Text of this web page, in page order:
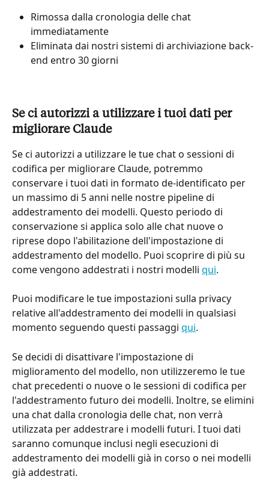
Rimossa dalla cronologia delle chat
immediatamente
Eliminata dai nostri sistemi di archiviazione back-
end entro 30 giorni
Se ci autorizzi a utilizzare i tuoi dati per
migliorare Claude
Se ci autorizzi a utilizzare le tue chat o sessioni di
codifica per migliorare Claude, potremmo
conservare i tuoi dati in formato de-identificato per
un massimo di 5 anni nelle nostre pipeline di
addestramento dei modelli. Questo periodo di
conservazione si applica solo alle chat nuove o
riprese dopo l'abilitazione dell'impostazione di
addestramento del modello. Puoi scoprire di più su
come vengono addestrati i nostri modelli qui.
Puoi modificare le tue impostazioni sulla privacy
relative all'addestramento dei modelli in qualsiasi
momento seguendo questi passaggi qui.
Se decidi di disattivare l'impostazione di
miglioramento del modello, non utilizzeremo le tue
chat precedenti o nuove o le sessioni di codifica per
l'addestramento futuro dei modelli. Inoltre, se elimini
una chat dalla cronologia delle chat, non verrà
utilizzata per addestrare i modelli futuri. I tuoi dati
saranno comunque inclusi negli esecuzioni di
addestramento dei modelli già in corso o nei modelli
già addestrati.